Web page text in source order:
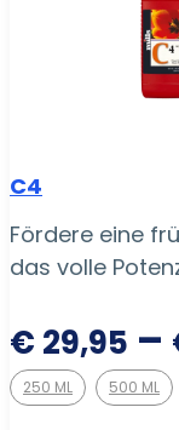
C4
Fördere eine
das volle
€ 29,95 –
250 ML 500 ML